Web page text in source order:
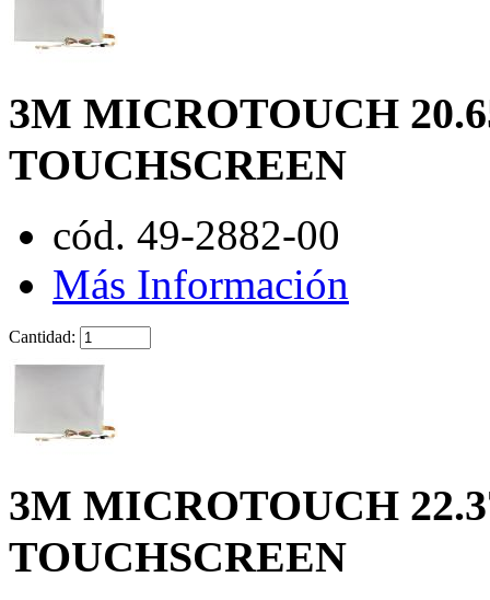
3M MICROTOUCH
TOUCHSCREEN
cód. 49-2882-00
Más Información
Cantidad:
3M MICROTOUCH
TOUCHSCREEN